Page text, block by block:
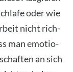
oder wie
nicht rich­
man emo­tio­
an sich